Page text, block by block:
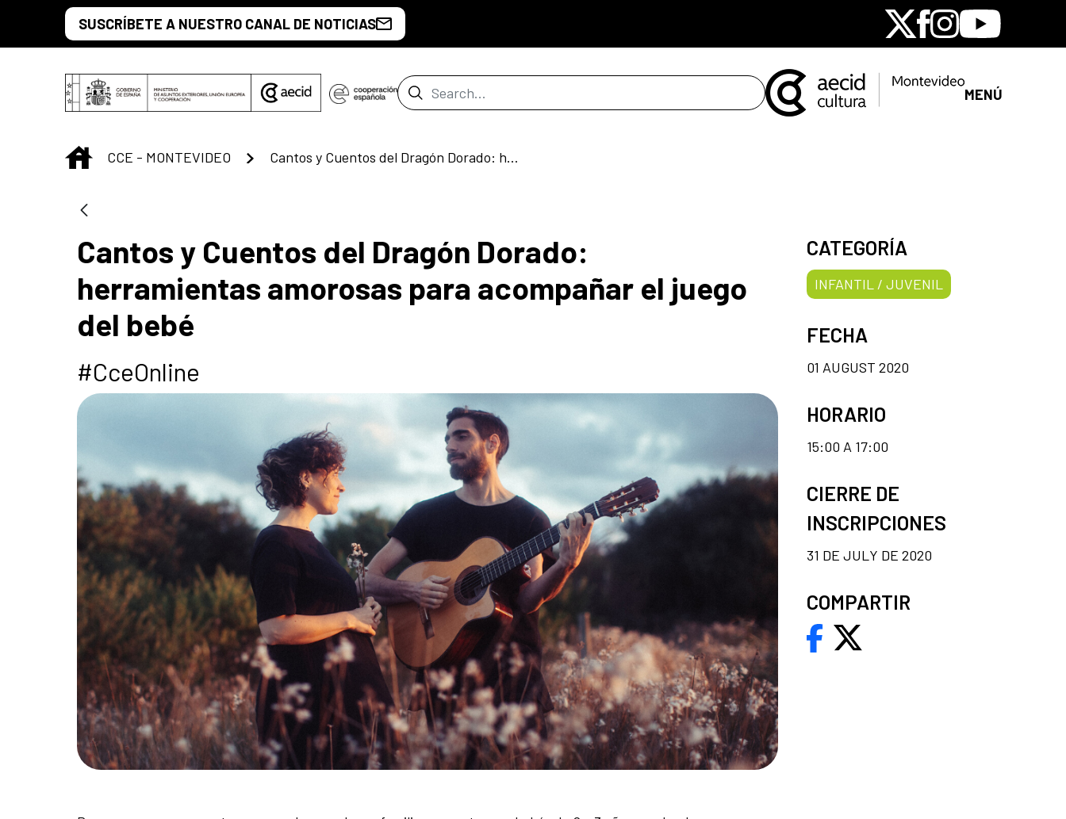
Skip to Main ContentSUSCRÍBETE A NUESTRO CANAL DE NOTICIAS X Facebook
Instagram
Youtube
Search Bar MENÚ
INICIO
CCE - MONTEVIDEO Cantos y Cuentos del Dragón Dorado: herramientas amorosas para acompañar el juego del bebé
Cantos y Cuentos del Dragón Dorado:
herramientas amorosas para acompañar el juego
del bebé
#CceOnline
CATEGORÍA
INFANTIL / JUVENIL
FECHA
01 AUGUST 2020
HORARIO
15:00 A 17:00
CIERRE DE
INSCRIPCIONES
31 DE JULY DE 2020
COMPARTIR